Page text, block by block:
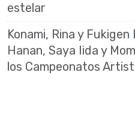
estelar
Konami, Rina y
Hanan, Saya Iida y
los Campeonatos